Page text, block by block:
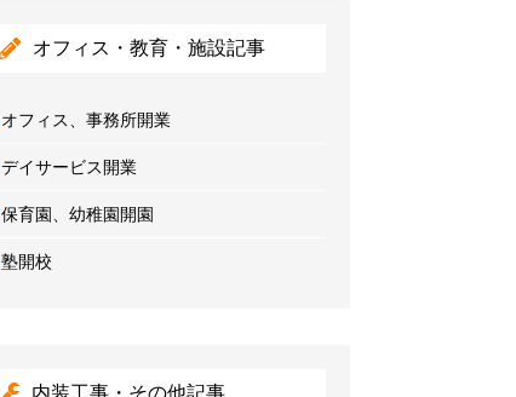
オフィス・教育・施設記事
オフィス、事務所開業
デイサービス開業
保育園、幼稚園開園
塾開校
内装工事・その他記事